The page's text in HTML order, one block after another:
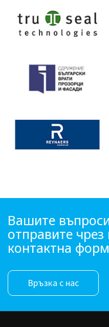
Вашите
отправите
контактна
Връзка с нас